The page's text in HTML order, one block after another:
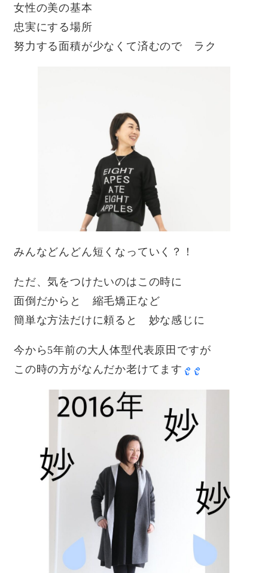
女性の美の基本
忠実にする場所
努力する面積が少なくて済むので ラク
みんなどんどん短くなっていく？！
ただ、気をつけたいのはこの時に
面倒だからと 縮毛矯正など
簡単な方法だけに頼ると 妙な感じに
今から5年前の大人体型代表原田ですが
この時の方がなんだか老けてます